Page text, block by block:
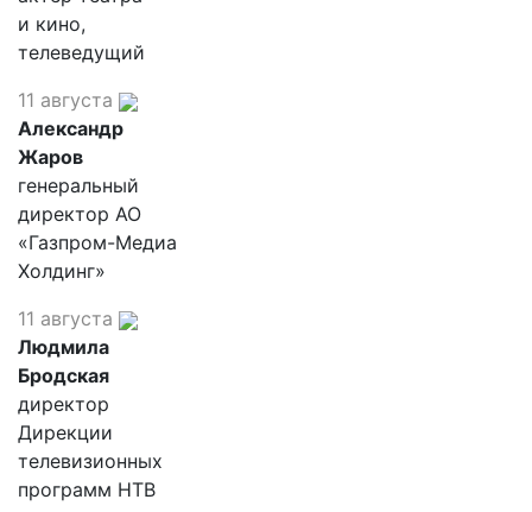
и кино,
телеведущий
11 августа
Александр
Жаров
генеральный
директор АО
«Газпром-Медиа
Холдинг»
11 августа
Людмила
Бродская
директор
Дирекции
телевизионных
программ НТВ